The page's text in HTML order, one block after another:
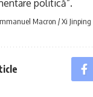
politică”.
Macron / Xi Jinping